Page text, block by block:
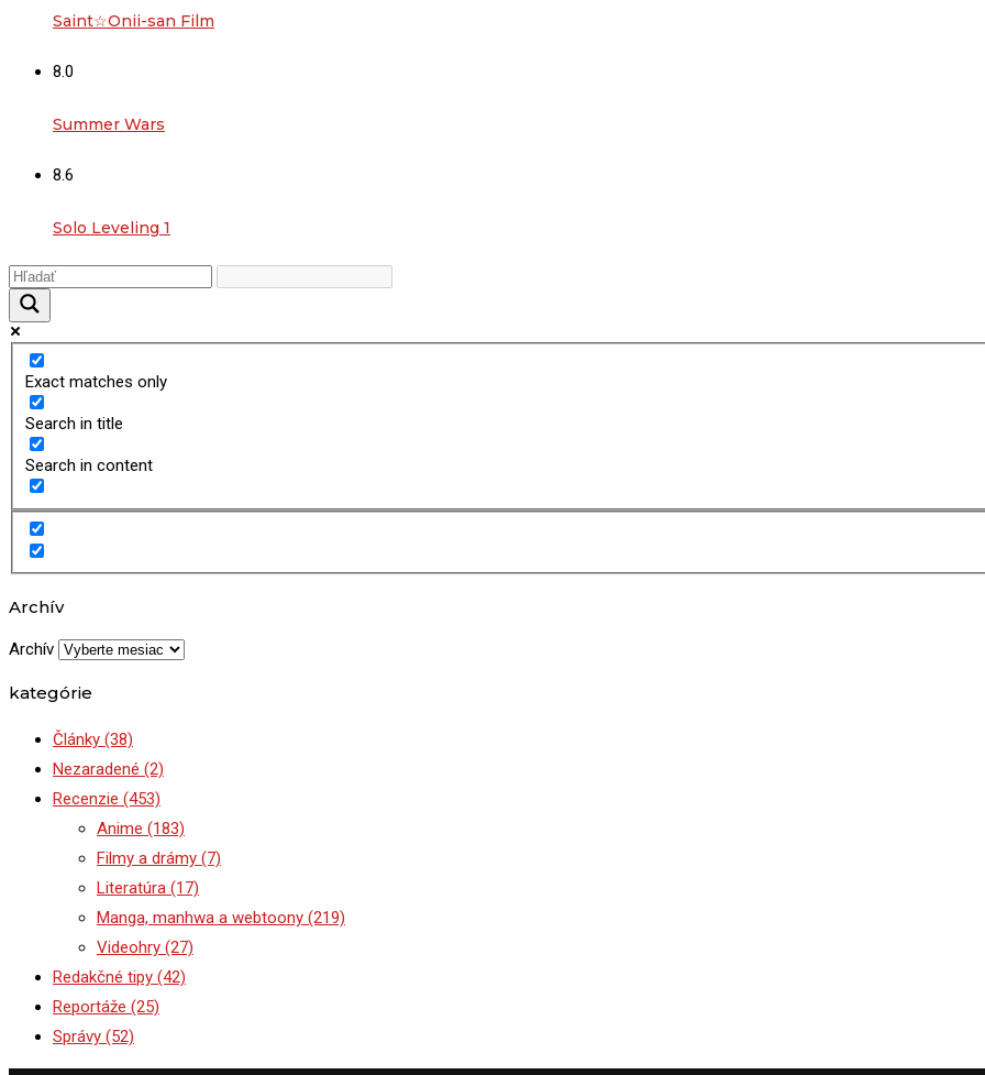
Saint☆Onii-san Film
8.0
Summer Wars
8.6
Solo Leveling 1
Exact matches only
Search in title
Search in content
Archív
Archív
kategórie
Články (38)
Nezaradené (2)
Recenzie (453)
Anime (183)
Filmy a drámy (7)
Literatúra (17)
Manga, manhwa a webtoony (219)
Videohry (27)
Redakčné tipy (42)
Reportáže (25)
Správy (52)